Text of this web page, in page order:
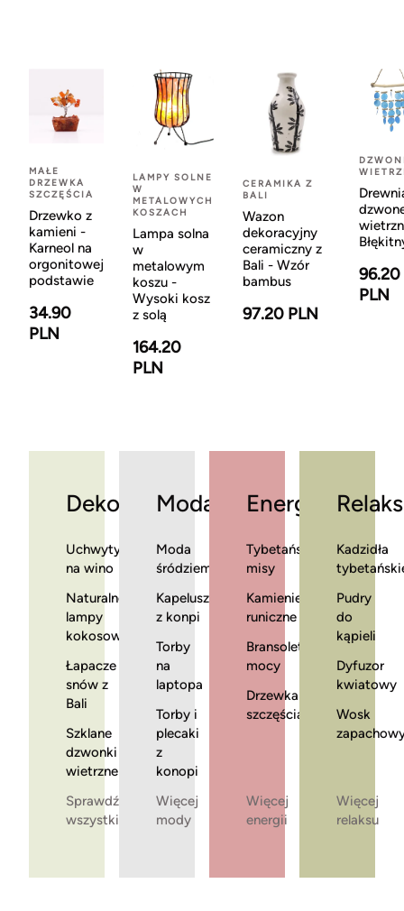
MAŁE
DRZEWKA
SZCZĘŚCIA
Drzewko z
kamieni -
Karneol na
orgonitowej
podstawie
34.90
PLN
LAMPY SOLNE
W
METALOWYCH
KOSZACH
Lampa solna
w
metalowym
koszu -
Wysoki kosz
z solą
164.20
PLN
CERAMIKA Z
BALI
Wazon
dekoracyjny
ceramiczny z
Bali - Wzór
bambus
97.20 PLN
96.20
PLN
Dekoracje
Uchwyty
na wino
Naturalne
lampy
kokosowe
Łapacze
snów z
Bali
Szklane
dzwonki
wietrzne
Sprawdź
wszystkie
Moda
Moda
śródziemnomorska
Kapelusze
z konpi
Torby
na
laptopa
Torby i
plecaki
z
konopi
Więcej
mody
Energia
Tybetańskie
misy
Kamienie
runiczne
Bransoletki
mocy
Drzewka
szczęścia
Więcej
energii
Relaks
Kadzidła
Pudry
do
kąpieli
Dyfuzor
kwiatowy
Wosk
Więcej
relaksu